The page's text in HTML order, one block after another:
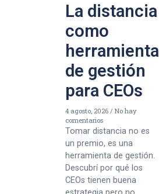
La distancia
como
herramienta
de gestión
para CEOs
4 agosto, 2026
No hay
comentarios
Tomar distancia no es
un premio, es una
herramienta de gestión.
Descubrí por qué los
CEOs tienen buena